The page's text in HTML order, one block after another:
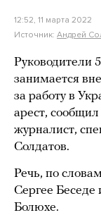
12:52, 11 марта 2022
Источник: Андрей
Руководители
занимается
за работу в
арест,
журналист,
Солдатов.
Речь, по
Сергее Беседе
Болюхе.